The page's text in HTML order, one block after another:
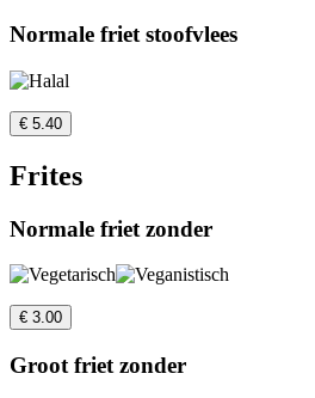
Normale friet stoofvlees
€ 5.40
Frites
Normale friet zonder
€ 3.00
Groot friet zonder